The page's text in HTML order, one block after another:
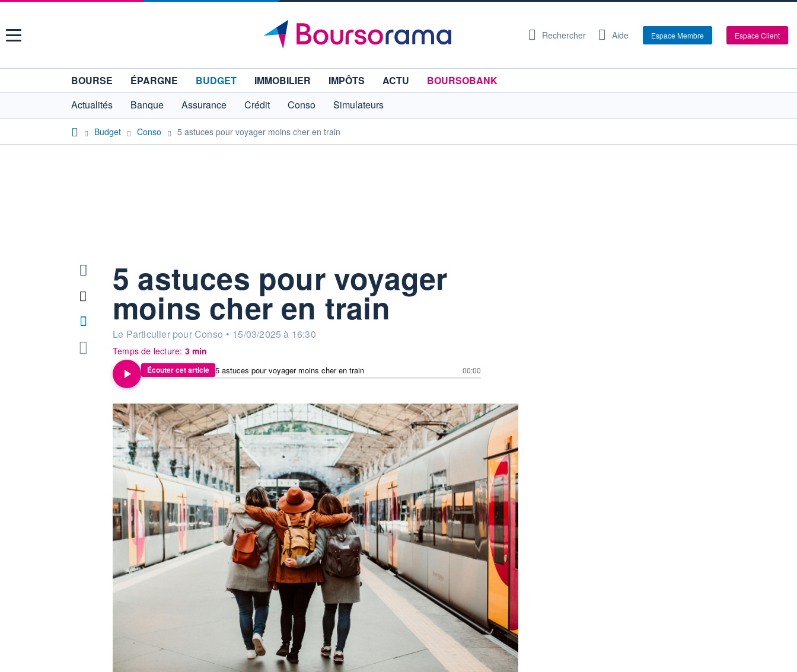
Menu Rechercher Aide Espace Membre Espace Client
BOURSE ÉPARGNE BUDGET IMMOBILIER IMPÔTS ACTU
BOURSOBANK
Actualités
Banque Assurance Crédit Conso Simulateurs
Budget Conso 5 astuces pour voyager moins cher en train
5 astuces pour voyager
moins cher en train
information fournie par
Le Particulier pour Conso • 15/03/2025 à 16:30
Temps de lecture: 3 min
Écouter cet article 5 astuces pour voyager moins cher en train 00:00